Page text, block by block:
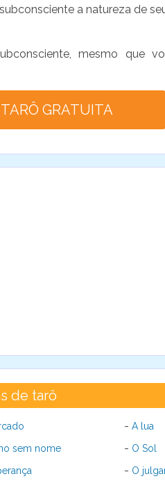
a natureza de
mesmo que
GRATUITA
de tarô
sem nome
- A lua
- O Sol
- O